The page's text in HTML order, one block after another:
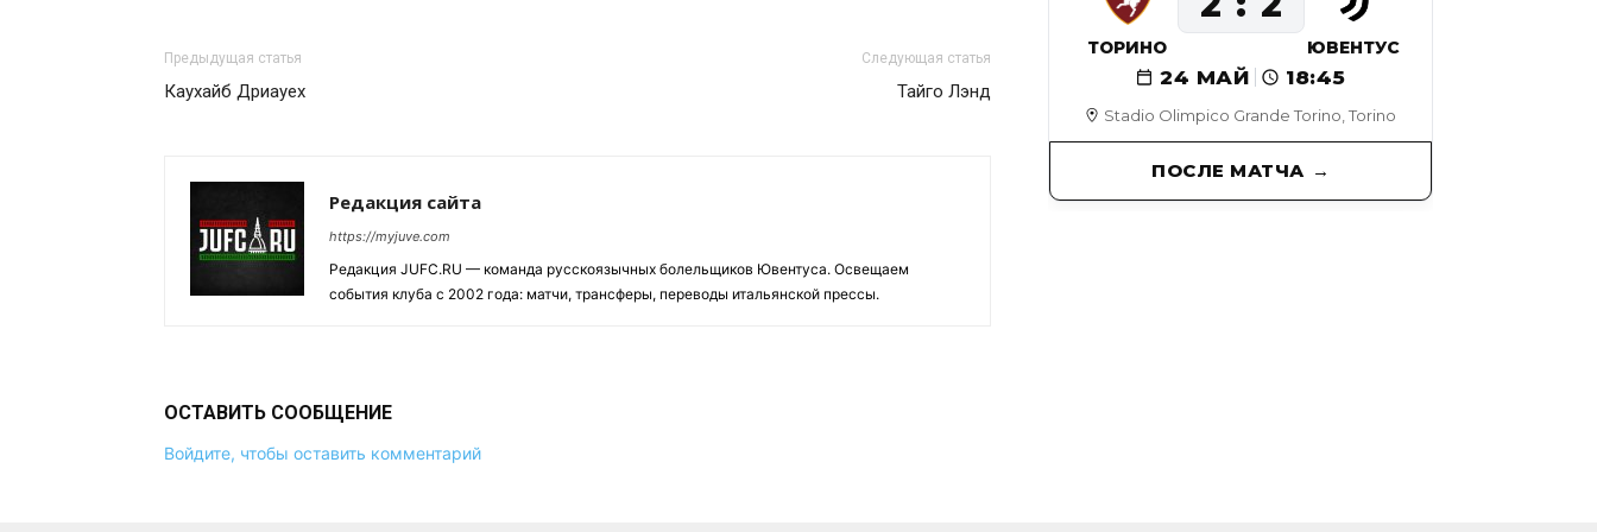
Предыдущая статья
Каухайб Дриауех
Следующая статья
Тайго Лэнд
Редакция сайта
https://myjuve.com
Редакция JUFC.RU — команда русскоязычных болельщиков Ювентуса. Освещаем
события клуба с 2002 года: матчи, трансферы, переводы итальянской прессы.
ОСТАВИТЬ СООБЩЕНИЕ
Войдите, чтобы оставить комментарий
Stadio Olimpico Grande Torino, Torino
24 МАЙ 18:45
ТОРИНО ЮВЕНТУС
ПОСЛЕ МАТЧА